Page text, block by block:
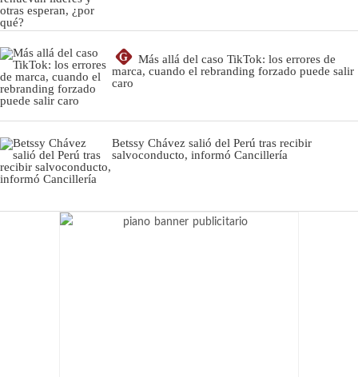
G
Más allá del caso TikTok: los errores de
marca, cuando el rebranding forzado puede salir
caro
Betssy Chávez salió del Perú tras recibir
salvoconducto, informó Cancillería